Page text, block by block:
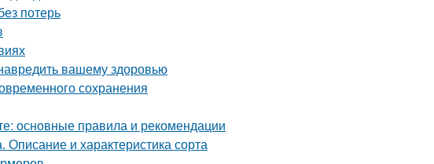
потерь
вашему здоровью
сохранения
основные правила и рекомендации
Описание и характеристика сорта